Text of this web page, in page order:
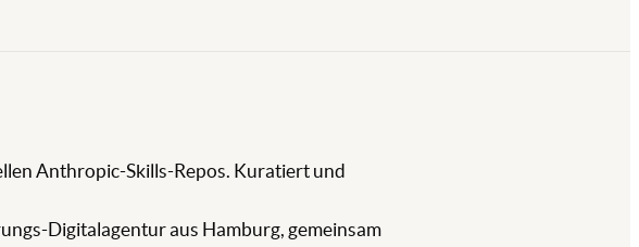
Anthropic-Skills-Repos. Kuratiert und
Digitalagentur aus Hamburg, gemeinsam